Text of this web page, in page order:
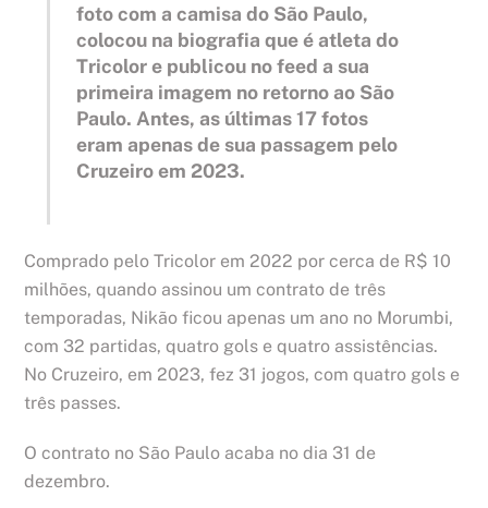
foto com a camisa do São Paulo,
colocou na biografia que é atleta do
Tricolor e publicou no feed a sua
primeira imagem no retorno ao São
Paulo. Antes, as últimas 17 fotos
eram apenas de sua passagem pelo
Cruzeiro em 2023.
Comprado pelo Tricolor em 2022 por cerca de R$ 10
milhões, quando assinou um contrato de três
temporadas, Nikão ficou apenas um ano no Morumbi,
com 32 partidas, quatro gols e quatro assistências.
No Cruzeiro, em 2023, fez 31 jogos, com quatro gols e
três passes.
O contrato no São Paulo acaba no dia 31 de
dezembro.